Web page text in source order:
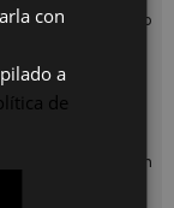
extensibles
como
más reducida
cuando
tener una
mesa extensible
colocarla en
con
a
de